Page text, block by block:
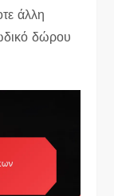
άλλη
δώρου